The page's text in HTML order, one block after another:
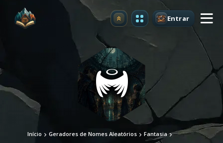
Atualizar Entrar
Início Geradores de Nomes Aleatórios Fantasia